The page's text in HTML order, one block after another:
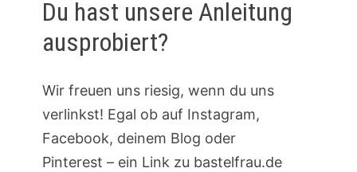
Du hast unsere Anleitung
ausprobiert?
Wir freuen uns riesig, wenn du uns
verlinkst! Egal ob auf Instagram,
Facebook, deinem Blog oder
Pinterest – ein Link zu bastelfrau.de